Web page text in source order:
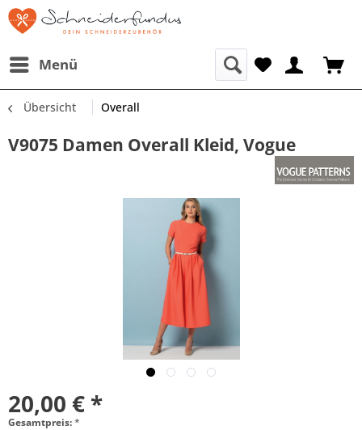
Menü
Übersicht Overall
V9075 Damen Overall Kleid, Vogue
20,00 € *
Gesamtpreis:*